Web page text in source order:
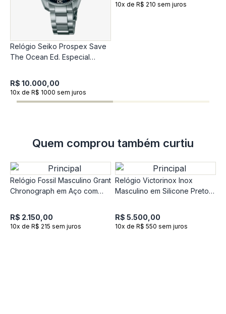
Relógio Seiko Prospex Save
The Ocean Ed. Especial
SPB299J1
R$ 10.000,00
10x de R$ 1000 sem juros
10x de R$ 210 sem juros
Quem comprou também curtiu
Relógio Fossil Masculino Grant
Chronograph em Aço com
R$ 2.150,00
10x de R$ 215 sem juros
Relógio Victorinox Inox
Masculino em Silicone Preto
R$ 5.500,00
10x de R$ 550 sem juros